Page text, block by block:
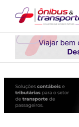
conteúdo